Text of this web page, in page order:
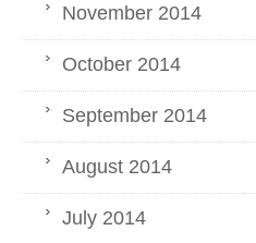
November 2014
October 2014
September 2014
August 2014
July 2014